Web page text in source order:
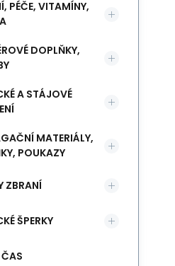
PÉČE, VITAMÍNY,
DOPLŇKY,
A STÁJOVÉ
MATERIÁLY,
POUKAZY
ZBRANÍ
ŠPERKY